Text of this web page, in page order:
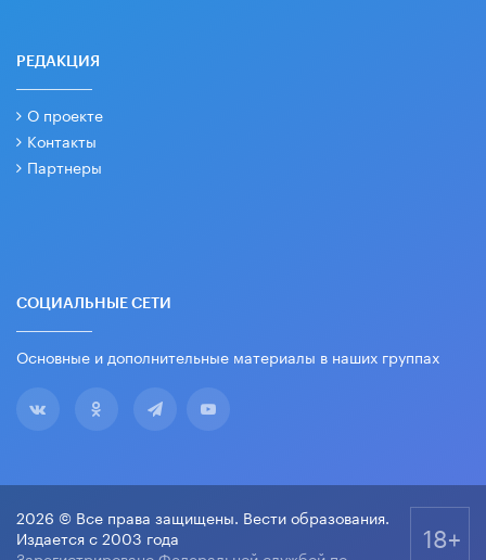
РЕДАКЦИЯ
О проекте
Контакты
Партнеры
СОЦИАЛЬНЫЕ СЕТИ
Основные и дополнительные материалы в наших группах
2026 © Все права защищены. Вести образования.
Издается с 2003 года
18+